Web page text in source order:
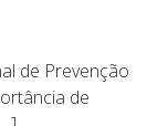
de Prevenção
de